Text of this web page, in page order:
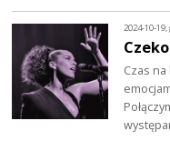
2024-10-
Czas